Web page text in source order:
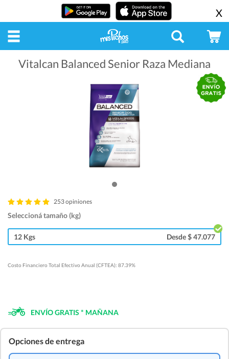
X
Vitalcan Balanced Senior Raza Mediana
253 opiniones
Seleccioná tamaño (kg)
12 Kgs Desde $ 47.077
Costo Financiero Total Efectivo Anual (CFTEA): 87.39%
ENVÍO GRATIS * MAÑANA
Opciones de entrega